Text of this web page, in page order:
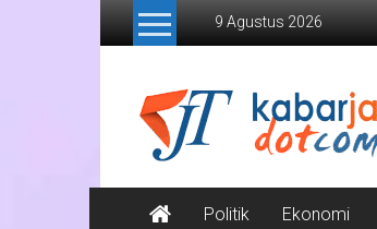
Lompat
9 Agustus 2026
Kabar
Jawa
Timur
Media
Politik Ekonomi